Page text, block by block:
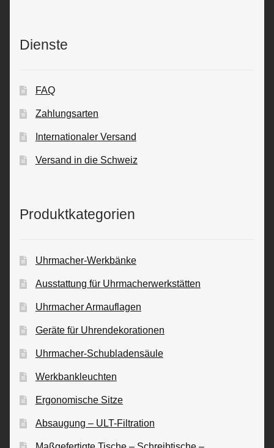
Dienste
FAQ
Zahlungsarten
Internationaler Versand
Versand in die Schweiz
Produktkategorien
Uhrmacher-Werkbänke
Ausstattung für Uhrmacherwerkstätten
Uhrmacher Armauflagen
Geräte für Uhrendekorationen
Uhrmacher-Schubladensäule
Werkbankleuchten
Ergonomische Sitze
Absaugung – ULT-Filtration